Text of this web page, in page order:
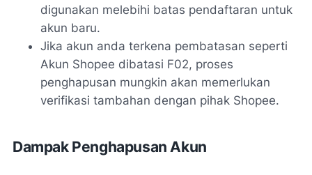
digunakan melebihi batas pendaftaran untuk
akun baru.
Jika akun anda terkena pembatasan seperti
Akun Shopee dibatasi F02, proses
penghapusan mungkin akan memerlukan
verifikasi tambahan dengan pihak Shopee.
Dampak Penghapusan Akun